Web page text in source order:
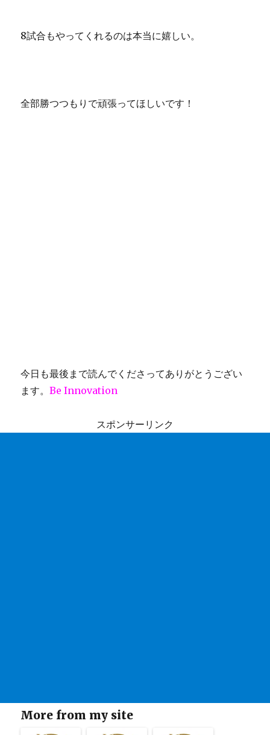
8試合もやってくれるのは本当に嬉しい。
全部勝つつもりで頑張ってほしいです！
今日も最後まで読んでくださってありがとうござい
ます。Be Innovation
スポンサーリンク
More from my site